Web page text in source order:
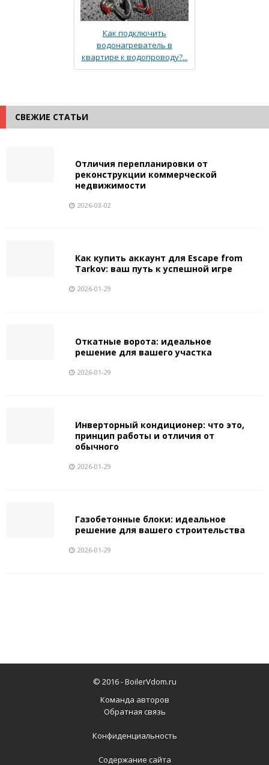
Как подключить
водонагреватель в
квартире к водопроводу?...
СВЕЖИЕ СТАТЬИ
Отличия перепланировки от
реконструкции коммерческой
недвижимости
2026-03-02
Как купить аккаунт для Escape from
Tarkov: ваш путь к успешной игре
2026-01-29
Откатные ворота: идеальное
решение для вашего участка
2026-01-29
Инверторный кондиционер: что это,
принцип работы и отличия от
обычного
2026-01-29
Газобетонные блоки: идеальное
решение для вашего строительства
2026-01-29
© 2016 -BoilerVdom.ru
Команда авторов
Обратная связь
Конфиденциальность
Содержание сайта